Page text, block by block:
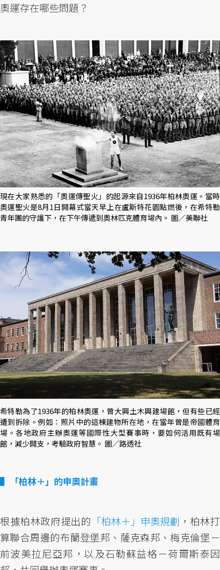
奧運存在哪些問題？
現在大家熟悉的「奧運傳聖火」的起源來自1936年柏林奧運。當時
奧運聖火是8月1日開幕式當天早上在盧斯特花園點燃後，在希特勒
青年團的守護下，在下午傳遞到奧林匹克體育場內。 圖／美聯社
希特勒為了1936年的柏林奧運，曾大興土木興建場館，但有些已經
遭到拆除。例如：照片中的這棟建物所在地，在當年曾是帝國體育
場。各地政府主辦奧運等國際性大型賽事時，要如何活用既有場
館，減少開支，考驗政府智慧。 圖／路透社
「柏林＋」的申奧計畫
根據柏林政府提出的 「柏林＋」申奧規劃 ，柏林打
算聯合周邊的布蘭登堡邦、薩克森邦、梅克倫堡－
前波美拉尼亞邦，以及石勒蘇益格－荷爾斯泰因